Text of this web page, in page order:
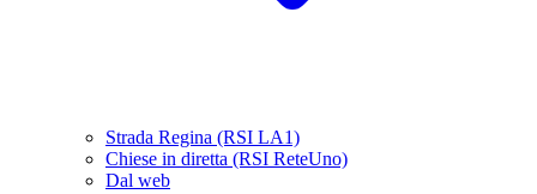
Strada Regina (RSI LA1)
Chiese in diretta (RSI ReteUno)
Dal web